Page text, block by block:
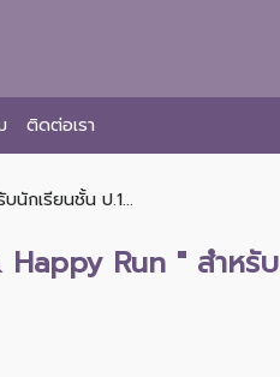
ติดต่อเรา
นักเรียนชั้น ป.1...
Happy Run " สำหรับ